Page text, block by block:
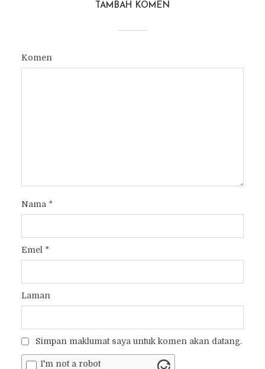
TAMBAH KOMEN
Komen
Nama *
Emel *
Laman
Simpan maklumat saya untuk komen akan datang.
I'm not a robot